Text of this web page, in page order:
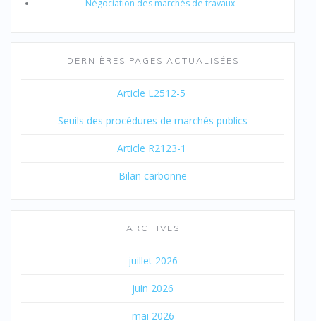
Négociation des marchés de travaux
DERNIÈRES PAGES ACTUALISÉES
Article L2512-5
Seuils des procédures de marchés publics
Article R2123-1
Bilan carbonne
ARCHIVES
juillet 2026
juin 2026
mai 2026